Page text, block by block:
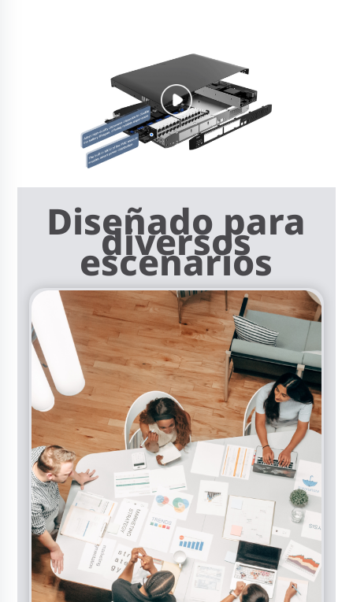
Diseñado para
diversos
escenarios